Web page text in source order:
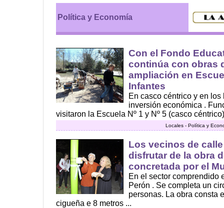
Política y Economía
Con el Fondo
continúa con obras
ampliación en
Infantes
En casco céntrico y en
inversión económica .
visitaron la Escuela Nº 1 y Nº 5 (casco
Locales - Política y
Los vecinos de
disfrutar de la obra
concretada por el
En el sector comprendido
Perón . Se completa un
personas. La obra consta
cigueña e 8 metros ...